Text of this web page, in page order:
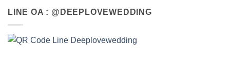
LINE OA : @DEEPLOVEWEDDING